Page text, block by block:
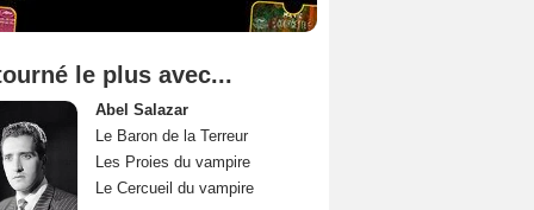
le plus avec...
Abel Salazar
Le Baron de la Terreur
Les Proies du vampire
Le Cercueil du vampire